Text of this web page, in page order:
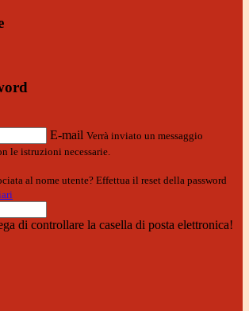
E-mail Verrà inviato un messaggio
le istruzioni necessarie.
al nome utente? Effettua il reset della password
di controllare la casella di posta elettronica!